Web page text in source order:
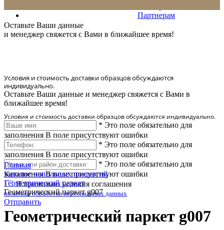
Партнерам
* Количество доставляемых образцов ограничено в 6 шт.
Оставьте Ваши данные
и менеджер свяжется с Вами в ближайшее время!
Условия и стоимость доставки образцов обсуждаются
индивидуально.
Оставьте Ваши данные и менеджер свяжется с Вами в
ближайшее время!
Условия и стоимость доставки образцов обсуждаются индивидуально.
* Это поле обязательно для
заполнения В поле присутствуют ошибки
* Это поле обязательно для
заполнения В поле присутствуют ошибки
* Это поле обязательно для
заполнения В поле присутствуют ошибки
Я принимаю условия соглашения
политики обработки персональных данных
Отправить
Главная
Каталог напольных покрытий
Геометрический паркет
Геометрический паркет g007
Геометрический паркет g007